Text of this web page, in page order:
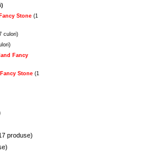
Stone (1
culori)
Fancy
Stone (1
produse)